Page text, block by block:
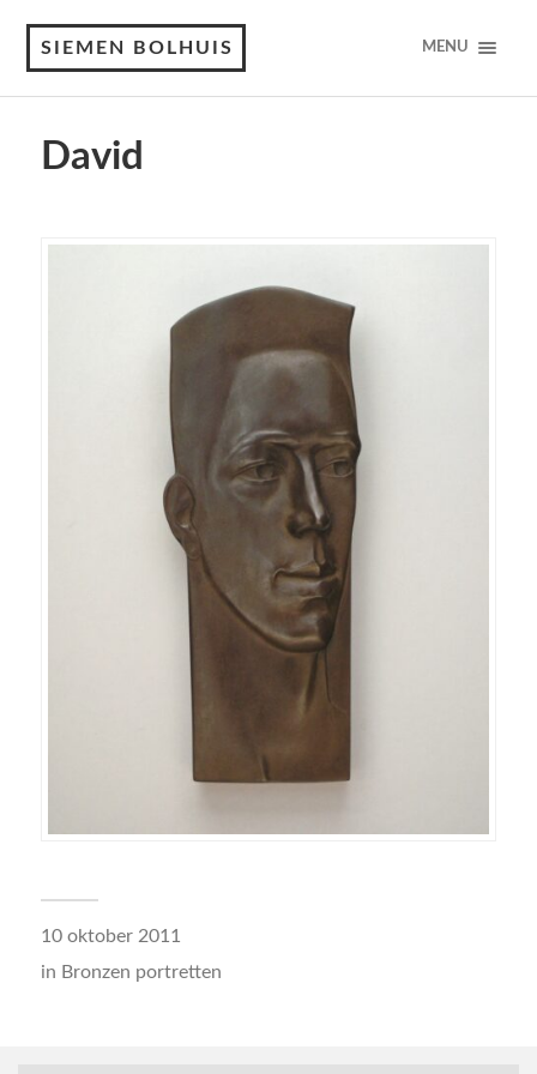
SIEMEN BOLHUIS MENU
David
10 oktober 2011
in Bronzen portretten